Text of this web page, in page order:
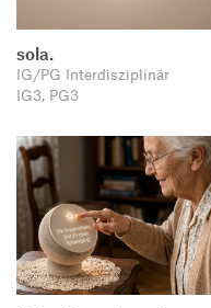
sola.
IG/PG Interdisziplinär
IG3, PG3